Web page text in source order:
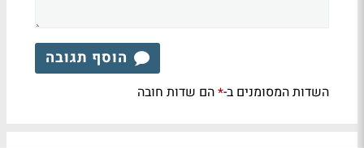
הוסף תגובה
השדות המסומנים ב-*הם שדות חובה